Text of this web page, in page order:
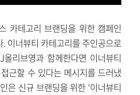
카테고리 브랜딩을 위한 캠페인
이너뷰티 카테고리를 주인공으로
리브영과 함께한다면 이너뷰티
근할 수 있다는 메시지를 드러냈
은 신규 브랜딩을 위한 ‘이너뷰티